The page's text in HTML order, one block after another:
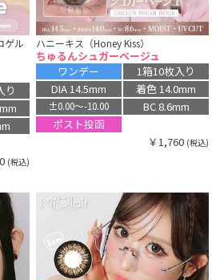
ゲル
り
(税込)
ハニーキス（Honey Kiss）
ちゅるんシュガーベージュ
ワンデー
1箱10枚入り
DIA 14.5mm
着色 14.0mm
±0.00〜-10.00
BC 8.6mm
ポスト投函
￥1,760 (税込)